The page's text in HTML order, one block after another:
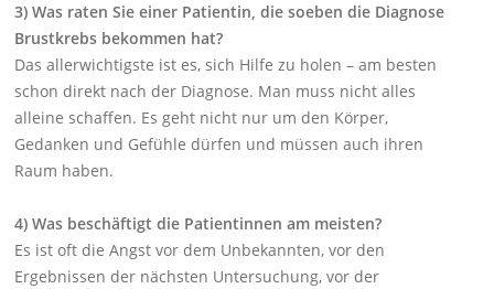
3) Was raten Sie einer Patientin, die soeben die Diagnose
Brustkrebs bekommen hat?
Das allerwichtigste ist es, sich Hilfe zu holen – am besten
schon direkt nach der Diagnose. Man muss nicht alles
alleine schaffen. Es geht nicht nur um den Körper,
Gedanken und Gefühle dürfen und müssen auch ihren
Raum haben.
4) Was beschäftigt die Patientinnen am meisten?
Es ist oft die Angst vor dem Unbekannten, vor den
Ergebnissen der nächsten Untersuchung, vor der